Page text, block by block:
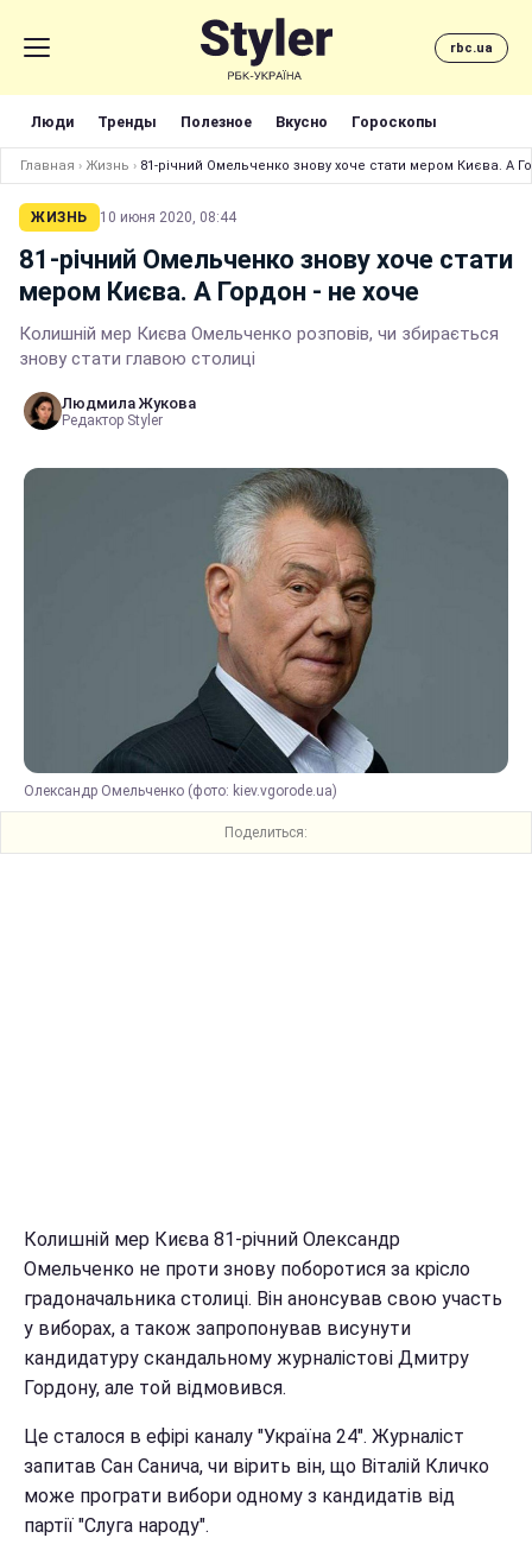
rbc.ua
Люди Тренды Полезное Вкусно Гороскопы
Главная › Жизнь › 81-річний Омельченко знову хоче стати мером Києва. А
ЖИЗНЬ 10 июня 2020, 08:44
81-річний Омельченко знову хоче стати
мером Києва. А Гордон - не хоче
Колишній мер Києва Омельченко розповів, чи збирається
знову стати главою столиці
Людмила Жукова
Редактор Styler
Олександр Омельченко (фото: kiev.vgorode.ua)
Поделиться:
Колишній мер Києва 81-річний Олександр
Омельченко не проти знову поборотися за крісло
градоначальника столиці. Він анонсував свою участь
у виборах, а також запропонував висунути
кандидатуру скандальному журналістові Дмитру
Гордону, але той відмовився.
Це сталося в ефірі каналу "Україна 24". Журналіст
запитав Сан Санича, чи вірить він, що Віталій Кличко
може програти вибори одному з кандидатів від
партії "Слуга народу".